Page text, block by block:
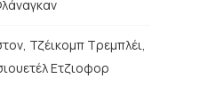
Τζέικομπ Τρεμπλέι,
Ετζιοφορ